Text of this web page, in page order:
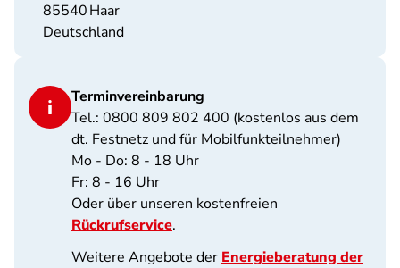
85540Haar
Deutschland
Terminvereinbarung
Tel.: 0800 809 802 400 (kostenlos aus dem
dt. Festnetz und für Mobilfunkteilnehmer)
Mo - Do: 8 - 18 Uhr
Fr: 8 - 16 Uhr
Oder über unseren kostenfreien
Rückrufservice.
Weitere Angebote der Energieberatung der